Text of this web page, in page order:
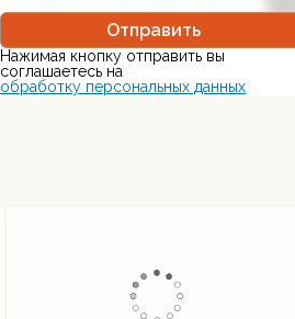
Отправить
Нажимая кнопку отправить вы
соглашаетесь на
обработку персональных данных